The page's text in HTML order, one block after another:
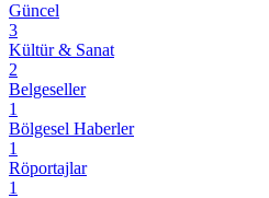
Güncel
3
Kültür & Sanat
2
Belgeseller
1
Bölgesel Haberler
1
Röportajlar
1